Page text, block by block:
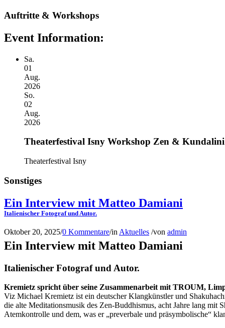
Auftritte & Workshops
Event Information:
Sa.
01
Aug.
2026
So.
02
Aug.
2026
Theaterfestival Isny Workshop Zen & Kundalini
Theaterfestival Isny
Sonstiges
Ein Interview mit Matteo Damiani
Italienischer Fotograf und Autor.
Oktober 20, 2025/0 Kommentare/in Aktuelles /von admin
Ein Interview mit Matteo Damiani
Italienischer Fotograf und Autor.
Kremietz spricht über seine Zusammenarbeit mit TROUM,
Viz Michael Kremietz ist ein deutscher Klangkünstler und
die alte Meditationsmusik des Zen-Buddhismus, acht Jahre lang mit
Atemkontrolle und dem, was er „preverbale und präsymbolische“